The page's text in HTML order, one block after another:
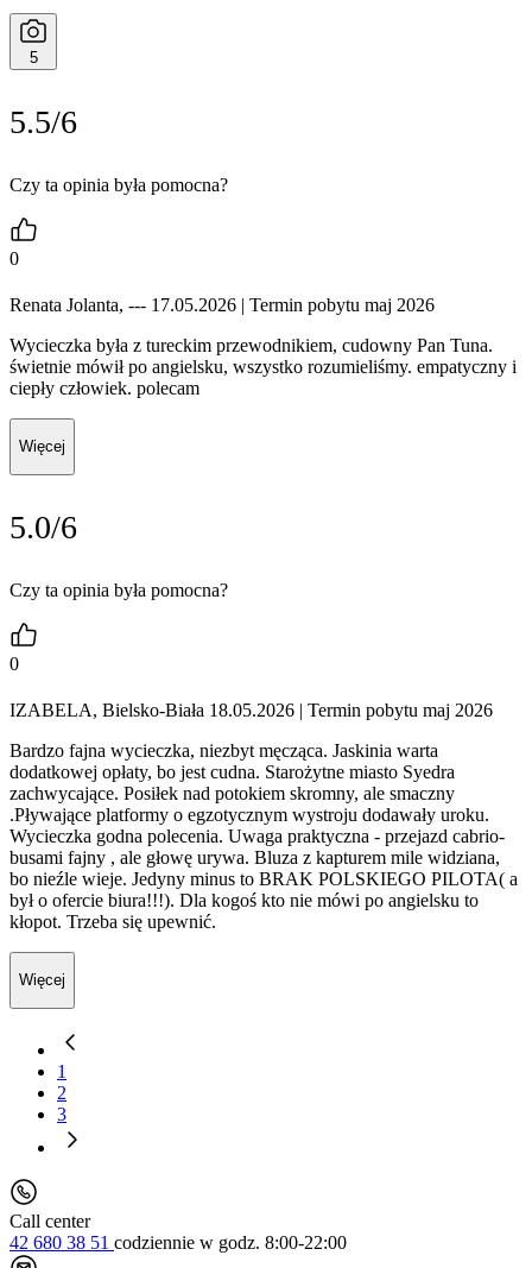
5
5.5/6
Czy ta opinia była pomocna?
0
Renata Jolanta, --- 17.05.2026 | Termin pobytu maj 2026
Wycieczka była z tureckim przewodnikiem, cudowny Pan Tuna.
świetnie mówił po angielsku, wszystko rozumieliśmy. empatyczny i
ciepły człowiek. polecam
Więcej
5.0/6
Czy ta opinia była pomocna?
0
IZABELA, Bielsko-Biała 18.05.2026 | Termin pobytu maj 2026
Bardzo fajna wycieczka, niezbyt męcząca. Jaskinia warta
dodatkowej opłaty, bo jest cudna. Starożytne miasto Syedra
zachwycające. Posiłek nad potokiem skromny, ale smaczny
.Pływające platformy o egzotycznym wystroju dodawały uroku.
Wycieczka godna polecenia. Uwaga praktyczna - przejazd cabrio-
busami fajny , ale głowę urywa. Bluza z kapturem mile widziana,
bo nieźle wieje. Jedyny minus to BRAK POLSKIEGO PILOTA( a
był o ofercie biura!!!). Dla kogoś kto nie mówi po angielsku to
kłopot. Trzeba się upewnić.
Więcej
1
2
3
Call center
42 680 38 51 codziennie w godz. 8:00-22:00